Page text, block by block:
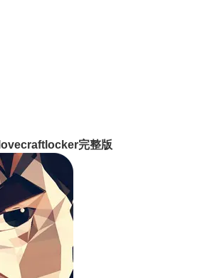
lovecraftlocker完整版